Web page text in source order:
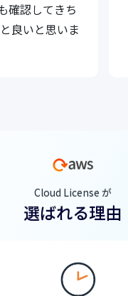
確認してきち
良いと思いま
Cloud License が
選ばれる理由